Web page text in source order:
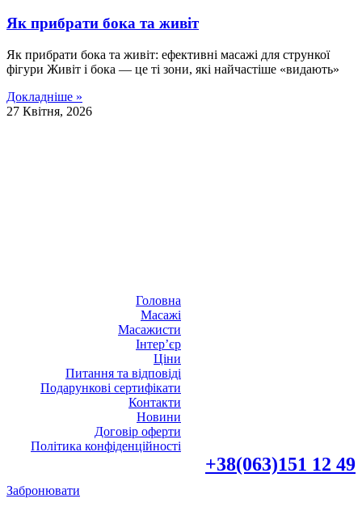
Як прибрати бока та живіт
Як прибрати бока та живіт: ефективні масажі для стрункої
фігури Живіт і бока — це ті зони, які найчастіше «видають»
Докладніше »
27 Квітня, 2026
Головна
Масажі
Масажисти
Інтер’єр
Ціни
Питання та відповіді
Подарункові сертифікати
Контакти
Новини
Договір оферти
Політика конфіденційності
+38(063)151 12 49
Забронювати